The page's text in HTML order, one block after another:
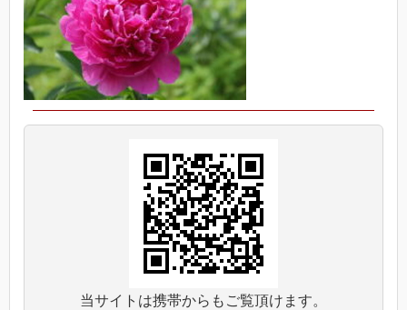
当サイトは携帯からもご覧頂けます。